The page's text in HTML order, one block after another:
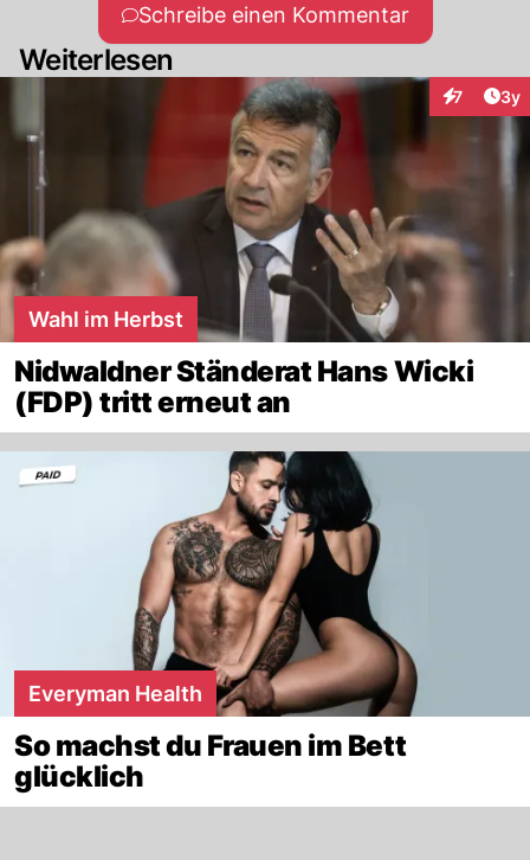
Schreibe einen Kommentar
Weiterlesen
7 3y
Wahl im Herbst
Nidwaldner Ständerat Hans Wicki
(FDP) tritt erneut an
Everyman Health
So machst du Frauen im Bett
glücklich